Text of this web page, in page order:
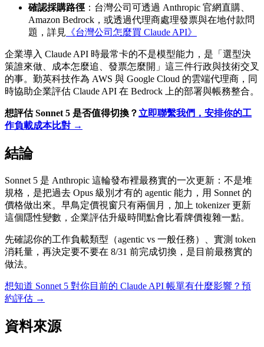
確認採購路徑 ：台灣公司可透過 Anthropic 官網直購、
Amazon Bedrock，或透過代理商處理發票與在地付款問
題，詳見 《台灣公司怎麼買 Claude API》
企業導入 Claude API 時最常卡的不是模型能力，是「選型決
策誰來做、成本怎麼追、發票怎麼開」這三件行政與技術交叉
的事。勤英科技作為 AWS 與 Google Cloud 的雲端代理商，同
時協助企業評估 Claude API 在 Bedrock 上的部署與帳務整合。
想評估 Sonnet 5 是否值得切換？ 立即聯繫我們，安排你的工
作負載成本比對 →
結論
Sonnet 5 是 Anthropic 這輪發布裡最務實的一次更新：不是堆
規格，是把過去 Opus 級別才有的 agentic 能力，用 Sonnet 的
價格做出來。早鳥定價視窗只有兩個月，加上 tokenizer 更新
這個隱性變數，企業評估升級時間點會比看牌價複雜一點。
先確認你的工作負載類型（agentic vs 一般任務）、實測 token
消耗量，再決定要不要在 8/31 前完成切換，是目前最務實的
做法。
想知道 Sonnet 5 對你目前的 Claude API 帳單有什麼影響？預
約評估 →
資料來源